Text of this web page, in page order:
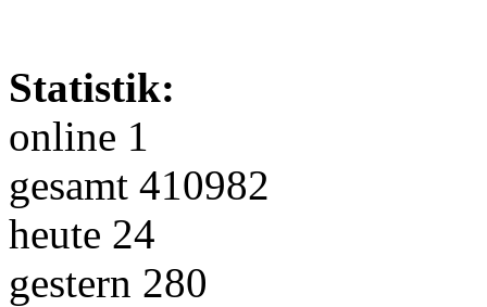
Statistik:
online 1
gesamt 410982
heute 24
gestern 280